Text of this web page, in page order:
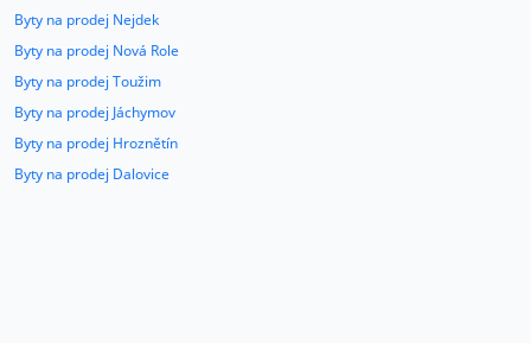
Byty na prodej Nejdek
Byty na prodej Nová Role
Byty na prodej Toužim
Byty na prodej Jáchymov
Byty na prodej Hroznětín
Byty na prodej Dalovice